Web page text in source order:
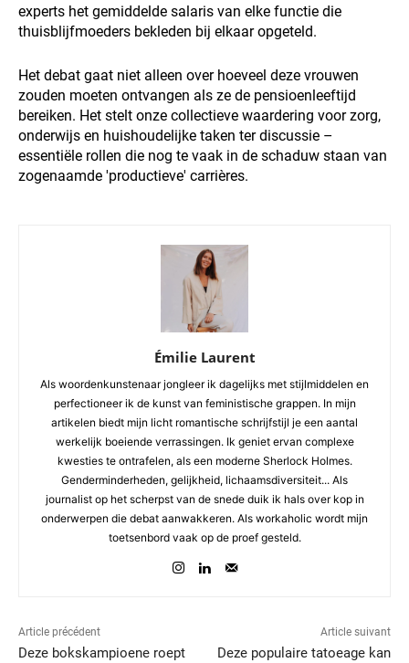
experts het gemiddelde salaris van elke functie die
thuisblijfmoeders bekleden bij elkaar opgeteld.
Het debat gaat niet alleen over hoeveel deze vrouwen
zouden moeten ontvangen als ze de pensioenleeftijd
bereiken. Het stelt onze collectieve waardering voor zorg,
onderwijs en huishoudelijke taken ter discussie –
essentiële rollen die nog te vaak in de schaduw staan van
zogenaamde 'productieve' carrières.
Émilie Laurent
Als woordenkunstenaar jongleer ik dagelijks met stijlmiddelen en
perfectioneer ik de kunst van feministische grappen. In mijn
artikelen biedt mijn licht romantische schrijfstijl je een aantal
werkelijk boeiende verrassingen. Ik geniet ervan complexe
kwesties te ontrafelen, als een moderne Sherlock Holmes.
Genderminderheden, gelijkheid, lichaamsdiversiteit... Als
journalist op het scherpst van de snede duik ik hals over kop in
onderwerpen die debat aanwakkeren. Als workaholic wordt mijn
toetsenbord vaak op de proef gesteld.
Article précédent
Deze bokskampioene roept
Article suivant
Deze populaire tatoeage kan